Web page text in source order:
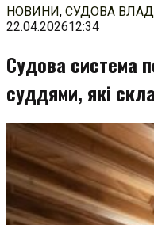
Перейти
до
НОВИНИ, СУДОВА
22.04.202612:34
Судова система
суддями, які